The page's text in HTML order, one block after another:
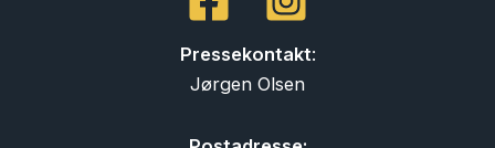
Pressekontakt:
Jørgen Olsen